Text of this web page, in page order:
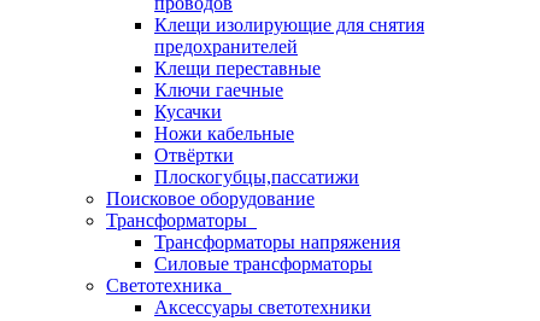
Клещи изолирующие для снятия
предохранителей
Клещи переставные
Ключи гаечные
Кусачки
Ножи кабельные
Отвёртки
Плоскогубцы,пассатижи
Поисковое оборудование
Трансформаторы
Трансформаторы напряжения
Силовые трансформаторы
Светотехника
Аксессуары светотехники